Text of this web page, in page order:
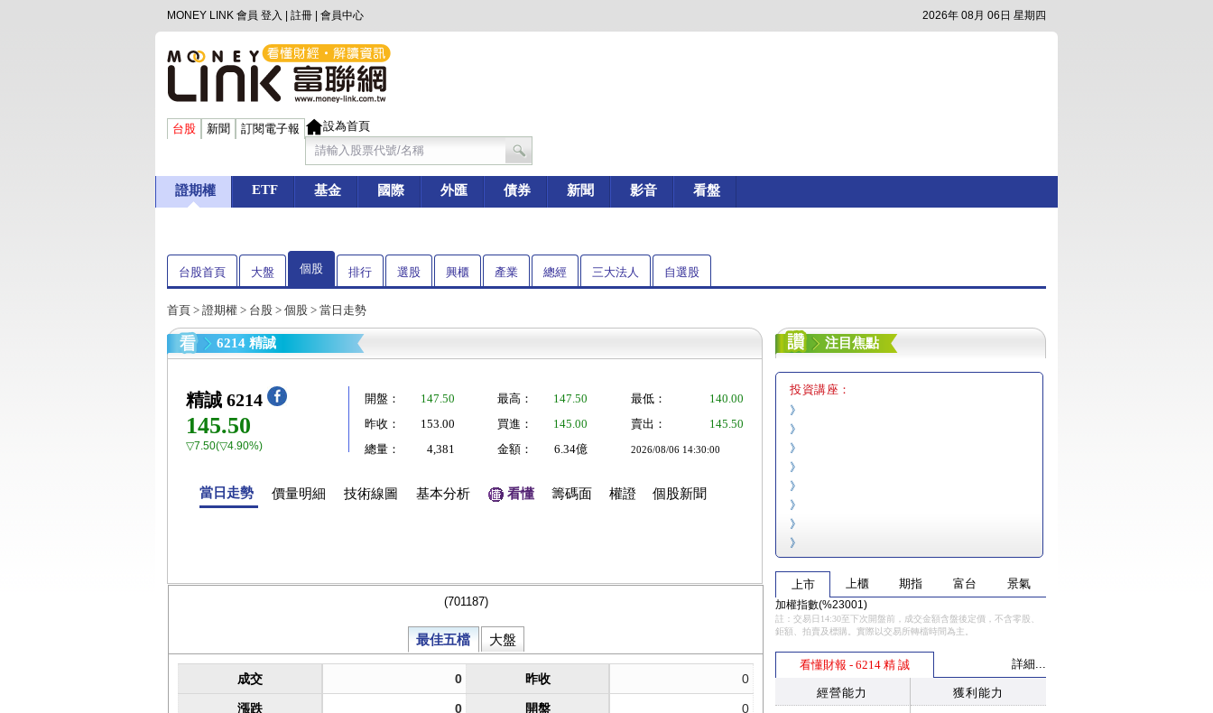
MONEY LINK 會員 登入 註冊 會員中心 2026年 08月 06日 星期四
台股 新聞 訂閱電子報 設為首頁
證期權 ETF 基金 國際 外匯 債券 新聞 影音 看盤
台股首頁 大盤 個股 排行 選股 興櫃 產業 總經 三大法人 自選股
首頁 > 證期權 > 台股 > 個股 > 當日走勢
6214 精誠
精誠 6214
145.50
▽7.50(▽4.90%)
開盤： 147.50 最高： 147.50 最低：
140.00
昨收：
153.00 買進： 145.00 賣出：
145.50
總量：
4,381 金額： 6.34億 2026/08/06 14:30:00
當日走勢 價量明細 技術線圖 基本分析 看懂 籌碼面 權證 個股新聞
注目焦點
投資講座：
》
》
》
》
》
》
》
》
上市 上櫃 期指 富台 景氣
加權指數(%23001)
註：交易日14:30至下次開盤前，成交金額含盤後定價，不含零股、
鉅額、拍賣及標購。實際以交易所轉檔時間為主。
看懂財報 - 6214 精 誠 詳細...
經營能力 獲利能力